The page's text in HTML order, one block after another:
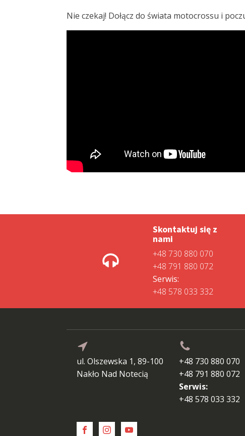
Nie czekaj! Dołącz do świata motocrossu i
Skontaktuj się z
nami
+48 730 880 070
+48 791 880 072
Serwis:
+48 578 033 332
ul. Olszewska 1, 89-100
Nakło Nad Notecią
+48 730 880 070
+48 791 880 072
Serwis:
+48 578 033 332